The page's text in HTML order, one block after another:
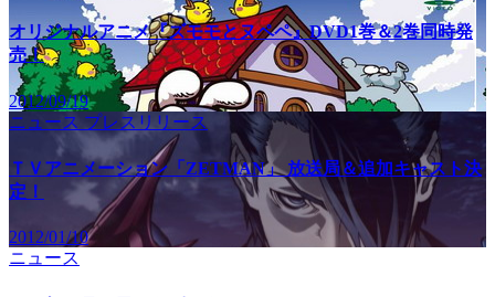
オリジナルアニメ『ズモモとヌペペ』DVD1巻＆2巻同時発
売！
2012/09/19
ニュース プレスリリース
ＴＶアニメーション「ZETMAN」 放送局＆追加キャスト決
定！
2012/01/10
ニュース